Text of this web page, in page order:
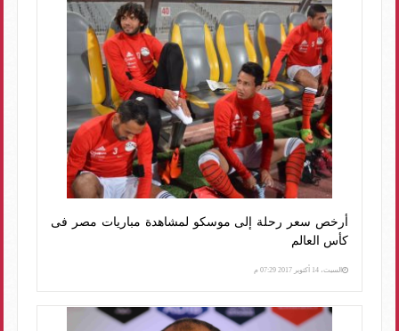
أرخص سعر رحلة إلى موسكو لمشاهدة مباريات مصر فى
كأس العالم
السبت، 14 أكتوبر 2017 07:29 م